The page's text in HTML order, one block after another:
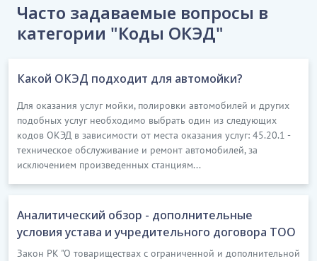
Часто задаваемые вопросы в
категории "Коды ОКЭД"
Какой ОКЭД подходит для автомойки?
Для оказания услуг мойки, полировки автомобилей и других
подобных услуг необходимо выбрать один из следующих
кодов ОКЭД в зависимости от места оказания услуг: 45.20.1 -
техническое обслуживание и ремонт автомобилей, за
исключением произведенных станциям...
Аналитический обзор - дополнительные
условия устава и учредительного договора ТОО
Закон РК "О товариществах с ограниченной и дополнительной